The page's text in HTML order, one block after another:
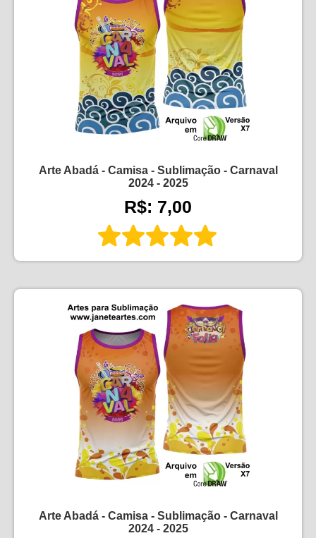
Arte Abadá - Camisa - Sublimação - Carnaval
2024 - 2025
R$: 7,00
Arte Abadá - Camisa - Sublimação - Carnaval
2024 - 2025